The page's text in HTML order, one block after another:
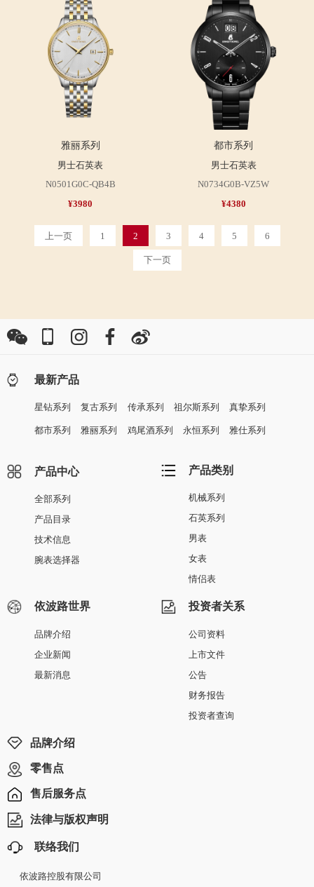
雅丽系列
男士石英表
N0501G0C-QB4B
¥3980
都市系列
男士石英表
N0734G0B-VZ5W
¥4380
上一页 1 2 3 4 5 6
下一页
最新产品
星钻系列 复古系列 传承系列 祖尔斯系列 真挚系列
都市系列 雅丽系列 鸡尾酒系列 永恒系列 雅仕系列
产品中心
全部系列
产品目录
技术信息
腕表选择器
产品类别
机械系列
石英系列
男表
女表
情侣表
依波路世界
品牌介绍
企业新闻
最新消息
投资者关系
公司资料
上市文件
公告
财务报告
投资者查询
品牌介绍
零售点
售后服务点
法律与版权声明
联络我们
依波路控股有限公司